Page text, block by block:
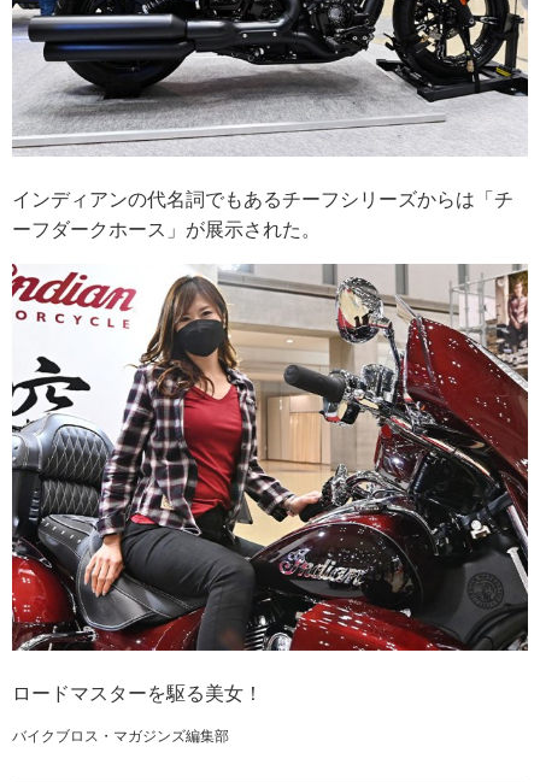
インディアンの代名詞でもあるチーフシリーズからは「チ
ーフダークホース」が展示された。
ロードマスターを駆る美女！
バイクブロス・マガジンズ編集部